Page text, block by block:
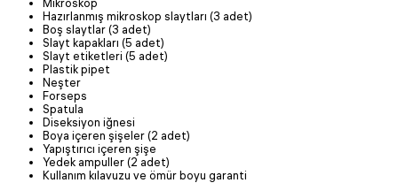
Hazırlanmış mikroskop slaytları (3 adet)
Boş slaytlar (3 adet)
Slayt kapakları (5 adet)
Slayt etiketleri (5 adet)
Plastik pipet
Neşter
Forseps
Spatula
Diseksiyon iğnesi
Boya içeren şişeler (2 adet)
Yapıştırıcı içeren şişe
Yedek ampuller (2 adet)
Kullanım kılavuzu ve ömür boyu garanti